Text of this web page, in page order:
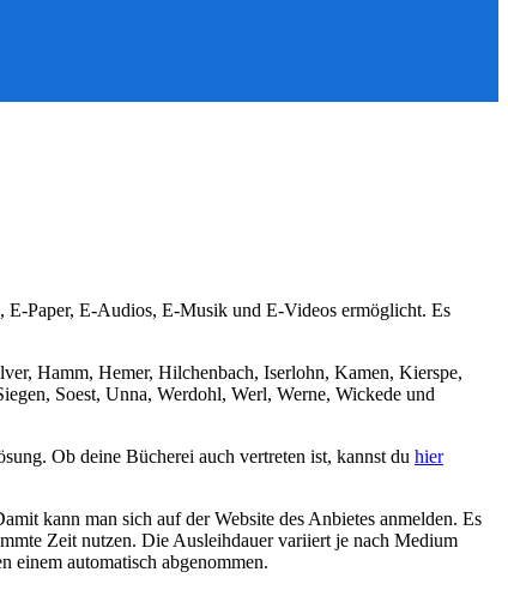
Paper, E-Audios, E-Musik und E-Videos ermöglicht. Es
Hamm, Hemer, Hilchenbach, Iserlohn, Kamen, Kierspe,
Soest, Unna, Werdohl, Werl, Werne, Wickede und
Ob deine Bücherei auch vertreten ist, kannst du hier
kann man sich auf der Website des Anbietes anmelden. Es
Zeit nutzen. Die Ausleihdauer variiert je nach Medium
einem automatisch abgenommen.